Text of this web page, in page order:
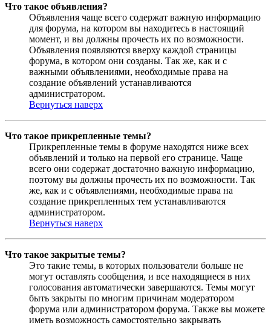
Что такое объявления?
Объявления чаще всего содержат важную информацию
для форума, на котором вы находитесь в настоящий
момент, и вы должны прочесть их по возможности.
Объявления появляются вверху каждой страницы
форума, в котором они созданы. Так же, как и с
важными объявлениями, необходимые права на
создание объявлений устанавливаются
администратором.
Вернуться наверх
Что такое прикрепленные темы?
Прикрепленные темы в форуме находятся ниже всех
объявлений и только на первой его странице. Чаще
всего они содержат достаточно важную информацию,
поэтому вы должны прочесть их по возможности. Так
же, как и с объявлениями, необходимые права на
создание прикрепленных тем устанавливаются
администратором.
Вернуться наверх
Что такое закрытые темы?
Это такие темы, в которых пользователи больше не
могут оставлять сообщения, и все находящиеся в них
голосования автоматически завершаются. Темы могут
быть закрыты по многим причинам модератором
форума или администратором форума. Также вы можете
иметь возможность самостоятельно закрывать